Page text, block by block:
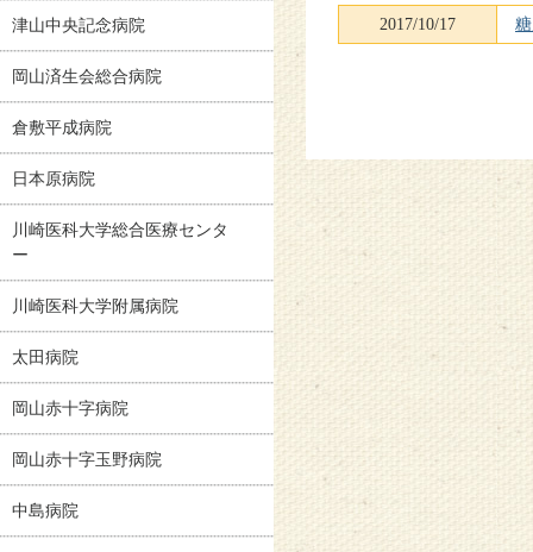
2017/10/17
津山中央記念病院
岡山済生会総合病院
倉敷平成病院
日本原病院
川崎医科大学総合医療センタ
ー
川崎医科大学附属病院
太田病院
岡山赤十字病院
岡山赤十字玉野病院
中島病院